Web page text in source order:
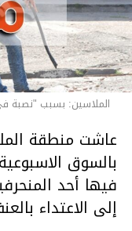
الملاسين: بسبب
عاشت منطقة
بالسوق
فيها أحد
إلى الاعتداء